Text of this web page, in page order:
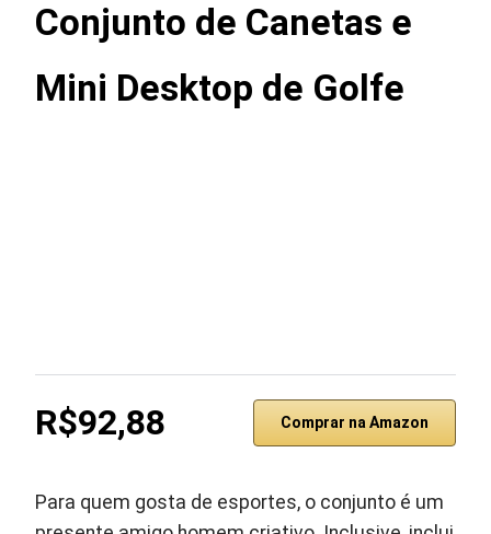
Conjunto de Canetas e
Mini Desktop de Golfe
R$92,88 Comprar na Amazon
Para quem gosta de esportes, o conjunto é um